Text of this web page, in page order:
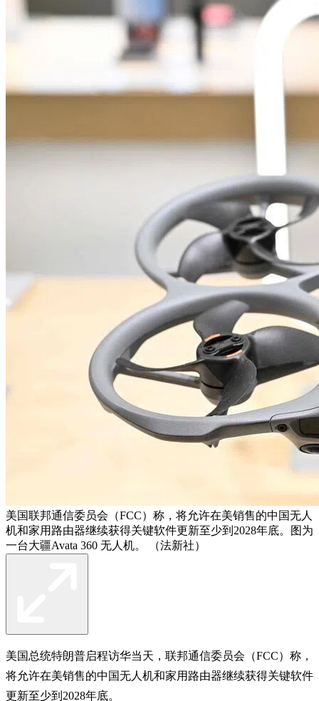
美国联邦通信委员会（FCC）称，将允许在美销售的中国无人
机和家用路由器继续获得关键软件更新至少到2028年底。图为
一台大疆Avata 360 无人机。 （法新社）
美国总统特朗普启程访华当天，联邦通信委员会（FCC）称，
将允许在美销售的中国无人机和家用路由器继续获得关键软件
更新至少到2028年底。